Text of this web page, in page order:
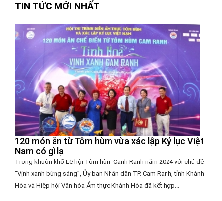
TIN TỨC MỚI NHẤT
120 món ăn từ Tôm hùm vừa xác lập Kỷ lục Việt
Nam có gì lạ
Trong khuôn khổ Lễ hội Tôm hùm Canh Ranh năm 2024 với chủ đề
“Vịnh xanh bừng sáng”, Ủy ban Nhân dân TP. Cam Ranh, tỉnh Khánh
Hòa và Hiệp hội Văn hóa Ẩm thực Khánh Hòa đã kết hợp...